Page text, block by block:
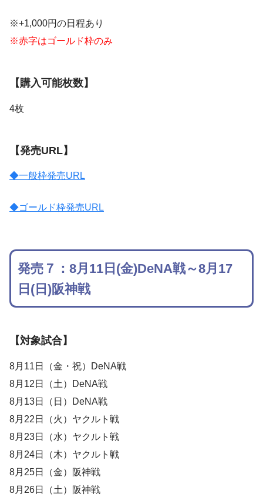
※+1,000円の日程あり
※赤字はゴールド枠のみ
【購入可能枚数】
4枚
【発売URL】
◆一般枠発売URL
◆ゴールド枠発売URL
発売７：8月11日(金)DeNA戦～8月17
日(日)阪神戦
【対象試合】
8月11日（金・祝）DeNA戦
8月12日（土）DeNA戦
8月13日（日）DeNA戦
8月22日（火）ヤクルト戦
8月23日（水）ヤクルト戦
8月24日（木）ヤクルト戦
8月25日（金）阪神戦
8月26日（土）阪神戦